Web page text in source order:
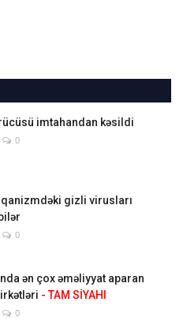
imtahandan kəsildi
0
gizli virusları
0
ən çox əməliyyat aparan
- TAM SİYAHI
0